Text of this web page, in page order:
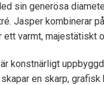
sin generösa
Jasper kombinerar
varmt, majestätiskt
konstnärligt
en skarp,